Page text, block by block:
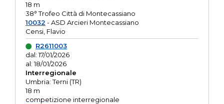
18 m
38° Trofeo Città di Montecassiano
10032 - ASD Arcieri Montecassiano
Censi, Flavio
R2611003
dal: 17/01/2026
al: 18/01/2026
Interregionale
Umbria: Terni (TR)
18 m
competizione interregionale